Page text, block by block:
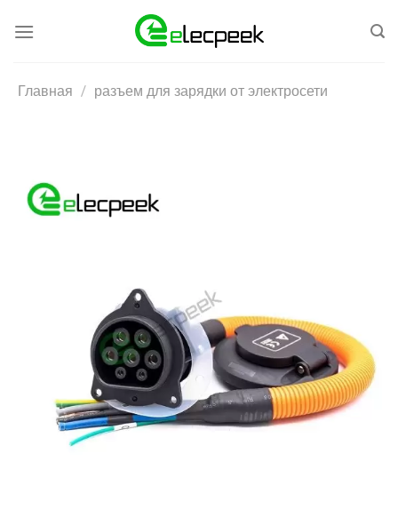
Главная / разъем для зарядки от электросети